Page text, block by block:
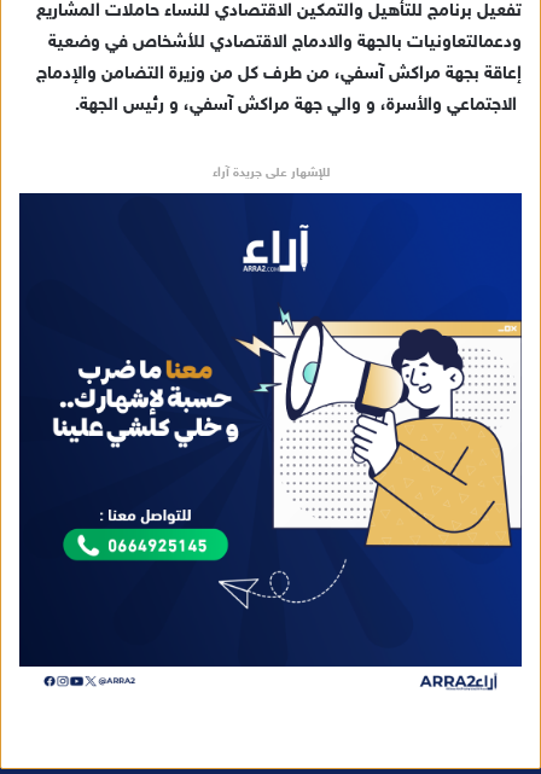
تفعيل برنامج للتأهيل والتمكين الاقتصادي للنساء حاملات المشاريع
ودعمالتعاونيات بالجهة والادماج الاقتصادي للأشخاص في وضعية
إعاقة بجهة مراكش آسفي، من طرف كل من وزيرة التضامن والإدماج
الاجتماعي والأسرة، و والي جهة مراكش آسفي، و رئيس الجهة.
للإشهار على جريدة آراء